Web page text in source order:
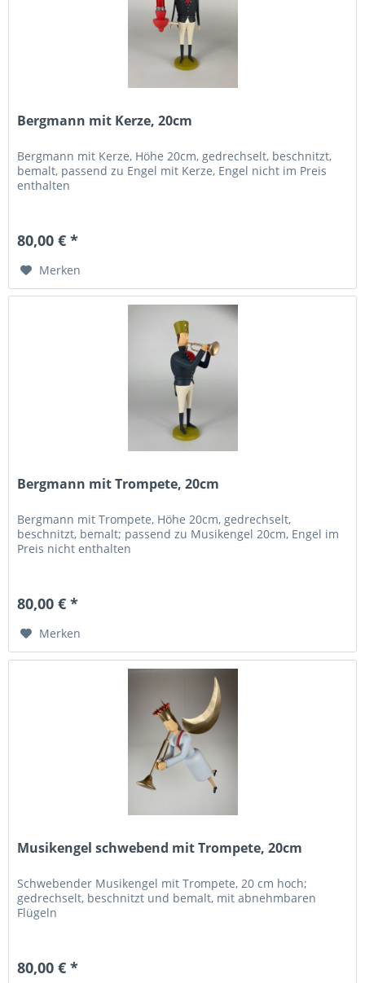
Bergmann mit Kerze, 20cm
Bergmann mit Kerze, Höhe 20cm, gedrechselt, beschnitzt,
bemalt, passend zu Engel mit Kerze, Engel nicht im Preis
enthalten
80,00 € *
Merken
Bergmann mit Trompete, 20cm
Bergmann mit Trompete, Höhe 20cm, gedrechselt,
beschnitzt, bemalt; passend zu Musikengel 20cm, Engel im
Preis nicht enthalten
80,00 € *
Merken
Musikengel schwebend mit Trompete, 20cm
Schwebender Musikengel mit Trompete, 20 cm hoch;
gedrechselt, beschnitzt und bemalt, mit abnehmbaren
Flügeln
80,00 € *